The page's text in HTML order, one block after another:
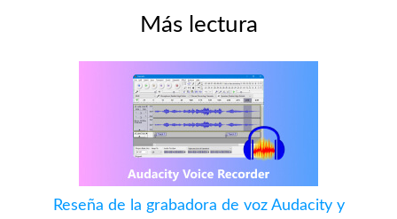
Más lectura
Reseña de la grabadora de voz Audacity y